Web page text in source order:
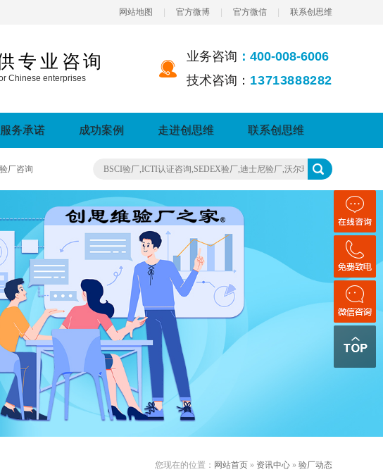
网站地图 官方微博 官方微信 联系创思维
专业咨询
Chinese enterprises
业务咨询 ：400-008-6006
技术咨询： 13713888282
服务承诺 成功案例 走进创思维 联系创思维
验厂咨询
您现在的位置： 网站首页 » 资讯中心 » 验厂动态